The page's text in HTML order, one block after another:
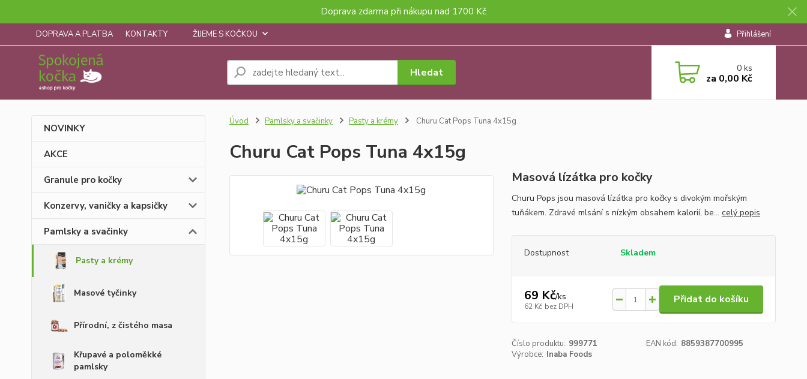
Doprava zdarma při nákupu nad 1700 Kč
DOPRAVA A PLATBA KONTAKTY ŽIJEME S KOČKOU Přihlášení
Hledat 0ks
za 0,00 Kč
NOVINKY
AKCE
Granule pro kočky
Konzervy, vaničky a kapsičky
Pamlsky a svačinky
Pasty a krémy
Masové tyčinky
Přírodní, z čistého masa
Křupavé a poloměkké
pamlsky
Úvod Pamlsky a svačinky Pasty a krémy Churu Cat Pops Tuna 4x15g
Churu Cat Pops Tuna 4x15g
Masová lízátka pro kočky
Churu Pops jsou masová lízátka pro kočky s divokým mořským
tuňákem. Zdravé mlsání s nízkým obsahem kalorií, be... celý popis
Dostupnost Skladem
69 Kč/ks
62 Kč bez DPH
Přidat do košíku
Číslo produktu: 999771 EAN kód: 8859387700995
Výrobce: Inaba Foods